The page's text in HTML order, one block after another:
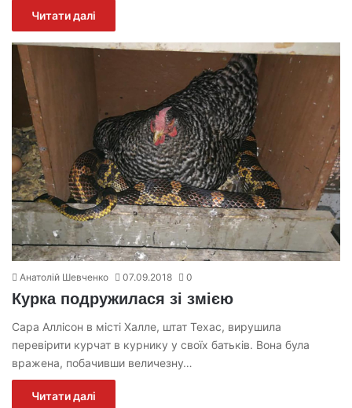
Читати далі
Анатолій Шевченко 07.09.2018 0
Курка подружилася зі змією
Сара Аллісон в місті Халле, штат Техас, вирушила
перевірити курчат в курнику у своїх батьків. Вона була
вражена, побачивши величезну…
Читати далі